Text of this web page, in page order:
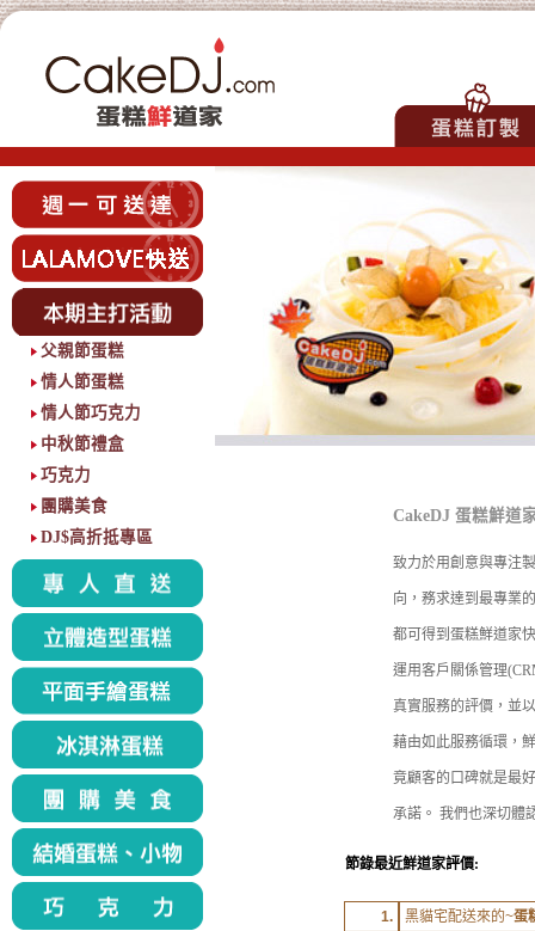
父親節蛋糕
情人節蛋糕
情人節巧克力
中秋節禮盒
巧克力
團購美食
DJ$高折抵專區
CakeDJ 蛋糕鮮道
致力於用創意與專注
向，務求達到最專業
都可得到蛋糕鮮道家
運用客戶關係管理
真實服務的評價，並
藉由如此服務循環，
竟顧客的口碑就是最
承諾。 我們也深切體
節錄最近鮮道家評價:
1. 黑貓宅配送來的~蛋